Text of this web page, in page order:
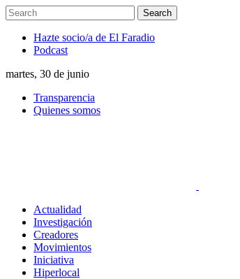
Hazte socio/a de El Faradio
Podcast
martes, 30 de junio
Transparencia
Quienes somos
Actualidad
Investigación
Creadores
Movimientos
Iniciativa
Hiperlocal